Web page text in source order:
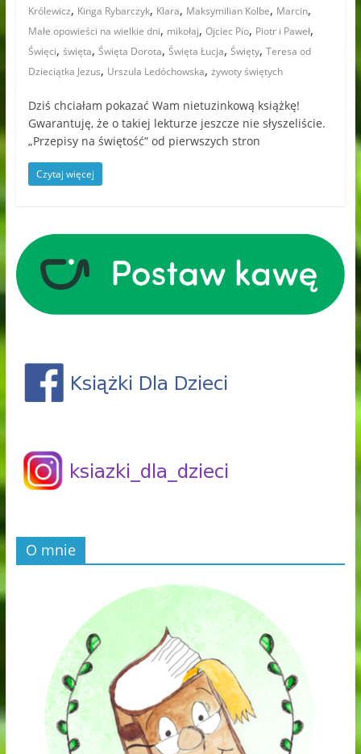
Królewicz, Kinga Rybarczyk, Klara, Maksymilian Kolbe, Marcin,
Małe opowieści na wielkie dni, mikołaj, Ojciec Pio, Piotr i Paweł,
Święci, święta, Święta Dorota, Święta Łucja, Święty, Teresa od
Dzieciątka Jezus, Urszula Ledóchowska, żywoty świętych
Dziś chciałam pokazać Wam nietuzinkową książkę!
Gwarantuję, że o takiej lekturze jeszcze nie słyszeliście.
„Przepisy na świętość” od pierwszych stron
Czytaj więcej
O mnie